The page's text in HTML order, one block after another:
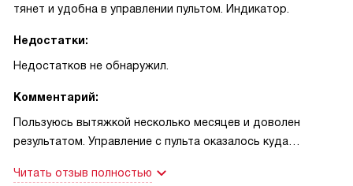
тянет и удобна в управлении пультом. Индикатор.
Недостатки:
Недостатков не обнаружил.
Комментарий:
Пользуюсь вытяжкой несколько месяцев и доволен
результатом. Управление с пульта оказалось куда
горячую сковороду на паузу, чтобы сменить скорость.
Читать отзыв полностью